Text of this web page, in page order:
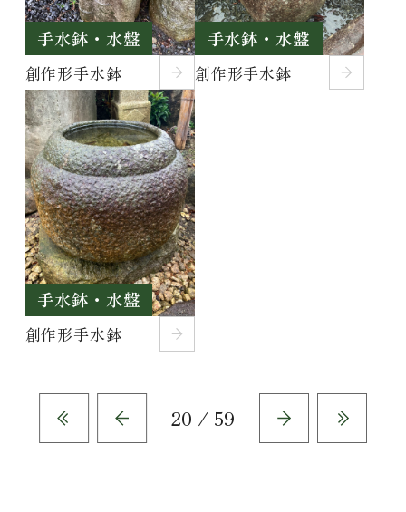
手水鉢・水盤
創作形手水鉢
手水鉢・水盤
創作形手水鉢
手水鉢・水盤
創作形手水鉢
20 / 59